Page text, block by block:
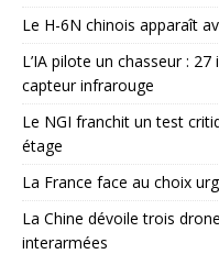
Le H-6N chinois apparaît
L’IA pilote un chasseur :
capteur infrarouge
Le NGI franchit un test
étage
La France face au choix
La Chine dévoile trois
interarmées